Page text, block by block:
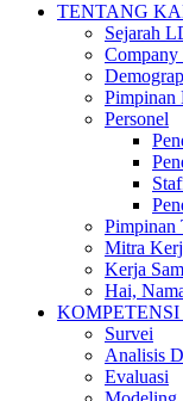
TENTANG
Sejarah
Pimpinan
Personel
Pimpinan
Mitra
Kerja
Hai,
Survei
Analisis
Evaluasi